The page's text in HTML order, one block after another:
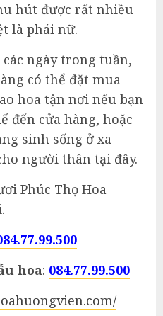
hút được rất nhiều
là phái nữ.
ngày trong tuần,
có thể đặt mua
hoa tận nơi nếu bạn
đến cửa hàng, hoặc
sinh sống ở xa
người thân tại đây.
Phúc Thọ Hoa
hoa: 084.77.99.500